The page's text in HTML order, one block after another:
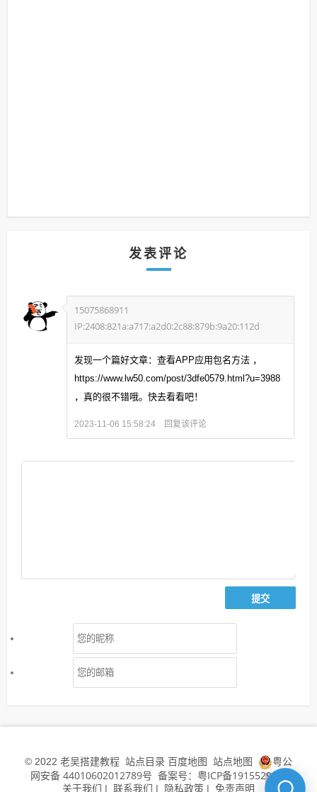
发表评论
15075868911
IP:2408:821a:a717:a2d0:2c88:879b:9a20:112d
发现一个篇好文章：查看APP应用包名方法 ，
https://www.lw50.com/post/3dfe0579.html?u=3988
，真的很不错哦。快去看看吧！
2023-11-06 15:58:24 回复该评论
© 2022 老吴搭建教程 站点目录 百度地图 站点地图
粤公
网安备 44010602012789号 备案号：粤ICP备19155294号
关于我们 | 联系我们 | 隐私政策 | 免责声明